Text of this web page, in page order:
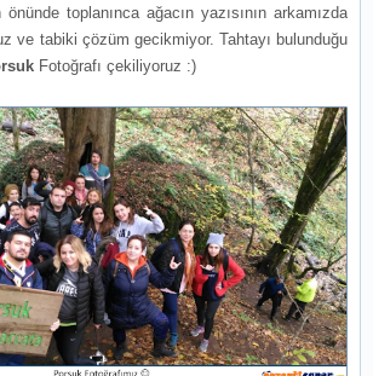
toplanınca ağacın yazısının arkamızda
ve tabiki çözüm gecikmiyor. Tahtayı bulunduğu
Fotoğrafı çekiliyoruz :)